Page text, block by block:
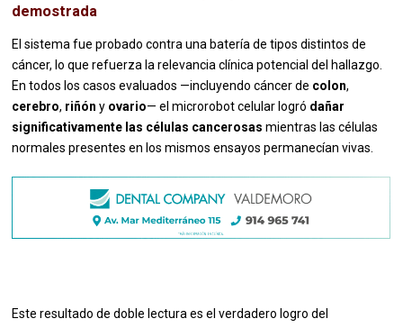
demostrada
El sistema fue probado contra una batería de tipos distintos de
cáncer, lo que refuerza la relevancia clínica potencial del hallazgo.
En todos los casos evaluados —incluyendo cáncer de colon,
cerebro, riñón y ovario— el microrobot celular logró dañar
significativamente las células cancerosas mientras las células
normales presentes en los mismos ensayos permanecían vivas.
Este resultado de doble lectura es el verdadero logro del